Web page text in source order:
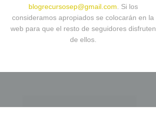
blogrecursosep@gmail.com . Si los
consideramos apropiados se colocarán en la
web para que el resto de seguidores disfruten
de ellos.